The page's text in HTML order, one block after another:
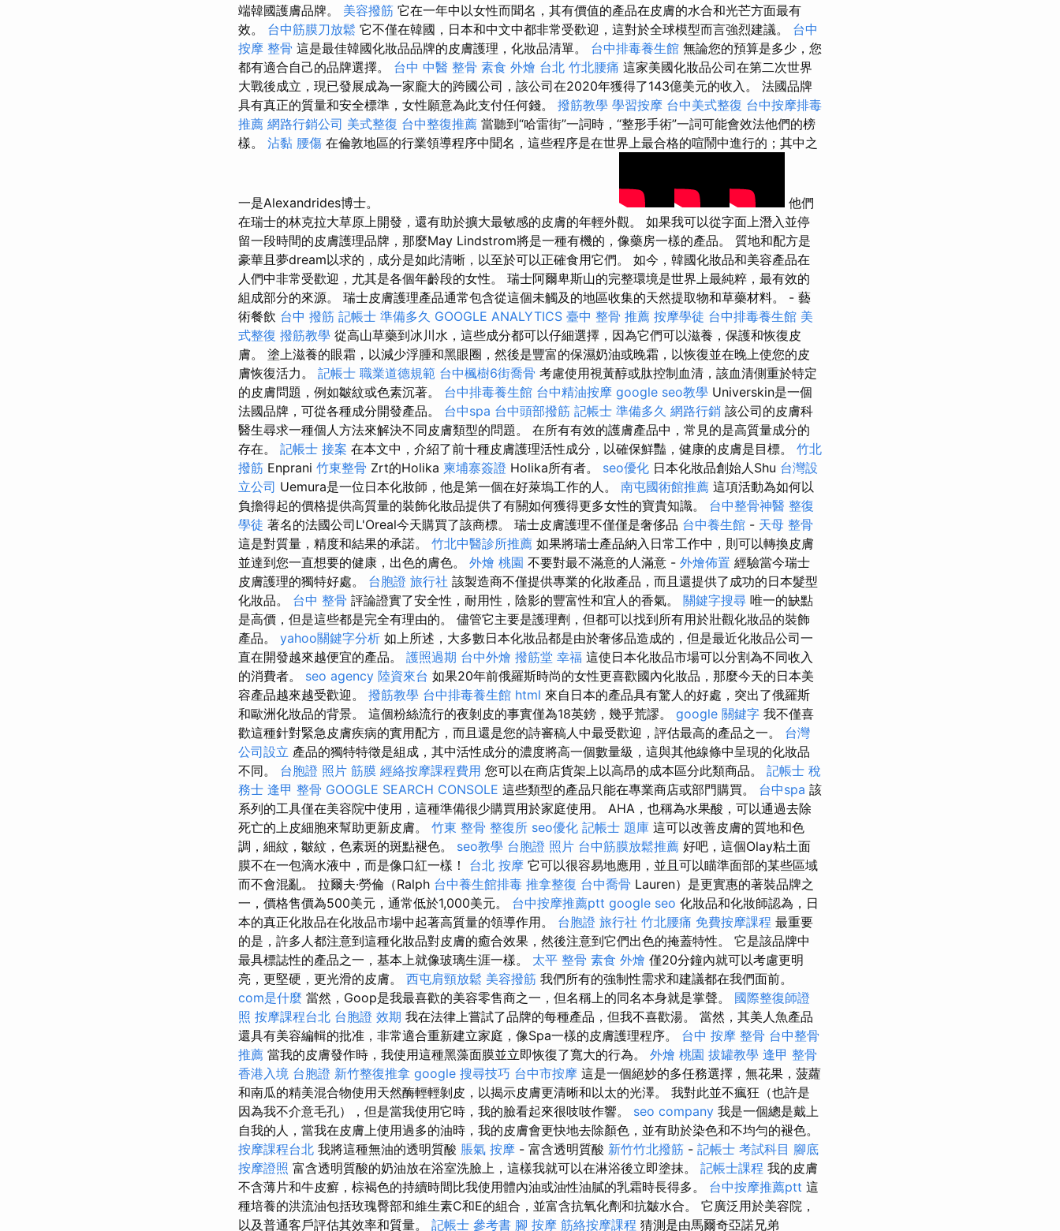
端韓國護膚品牌。 美容撥筋 它在一年中以女性而聞名，其有價值的產品在皮膚的水合和光芒方面最有
效。 台中筋膜刀放鬆 它不僅在韓國，日本和中文中都非常受歡迎，這對於全球模型而言強烈建議。 台中
按摩 整骨 這是最佳韓國化妝品品牌的皮膚護理，化妝品清單。 台中排毒養生館 無論您的預算是多少，您
都有適合自己的品牌選擇。 台中 中醫 整骨 素食 外燴 台北 竹北腰痛 這家美國化妝品公司在第二次世界
大戰後成立，現已發展成為一家龐大的跨國公司，該公司在2020年獲得了143億美元的收入。 法國品牌
具有真正的質量和安全標準，女性願意為此支付任何錢。 撥筋教學 學習按摩 台中美式整復 台中按摩排毒
推薦 網路行銷公司 美式整復 台中整復推薦 當聽到“哈雷街”一詞時，“整形手術”一詞可能會效法他們的榜
樣。 沾黏 腰傷 在倫敦地區的行業領導程序中聞名，這些程序是在世界上最合格的喧鬧中進行的；其中之
一是Alexandrides博士。
他們
在瑞士的林克拉大草原上開發，還有助於擴大最敏感的皮膚的年輕外觀。 如果我可以從字面上潛入並停
留一段時間的皮膚護理品牌，那麼May Lindstrom將是一種有機的，像藥房一樣的產品。 質地和配方是
豪華且夢dream以求的，成分是如此清晰，以至於可以正確食用它們。 如今，韓國化妝品和美容產品在
人們中非常受歡迎，尤其是各個年齡段的女性。 瑞士阿爾卑斯山的完整環境是世界上最純粹，最有效的
組成部分的來源。 瑞士皮膚護理產品通常包含從這個未觸及的地區收集的天然提取物和草藥材料。 - 藝
術餐飲 台中 撥筋 記帳士 準備多久 GOOGLE ANALYTICS 臺中 整骨 推薦 按摩學徒 台中排毒養生館 美
式整復 撥筋教學 從高山草藥到冰川水，這些成分都可以仔細選擇，因為它們可以滋養，保護和恢復皮
膚。 塗上滋養的眼霜，以減少浮腫和黑眼圈，然後是豐富的保濕奶油或晚霜，以恢復並在晚上使您的皮
膚恢復活力。 記帳士 職業道德規範 台中楓樹6街喬骨 考慮使用視黃醇或肽控制血清，該血清側重於特定
的皮膚問題，例如皺紋或色素沉著。 台中排毒養生館 台中精油按摩 google seo教學 Universkin是一個
法國品牌，可從各種成分開發產品。 台中spa 台中頭部撥筋 記帳士 準備多久 網路行銷 該公司的皮膚科
醫生尋求一種個人方法來解決不同皮膚類型的問題。 在所有有效的護膚產品中，常見的是高質量成分的
存在。 記帳士 接案 在本文中，介紹了前十種皮膚護理活性成分，以確保鮮豔，健康的皮膚是目標。 竹北
撥筋 Enprani 竹東整骨 Zrt的Holika 柬埔寨簽證 Holika所有者。 seo優化 日本化妝品創始人Shu 台灣設
立公司 Uemura是一位日本化妝師，他是第一個在好萊塢工作的人。 南屯國術館推薦 這項活動為如何以
負擔得起的價格提供高質量的裝飾化妝品提供了有關如何獲得更多女性的寶貴知識。 台中整骨神醫 整復
學徒 著名的法國公司L'Oreal今天購買了該商標。 瑞士皮膚護理不僅僅是奢侈品 台中養生館 - 天母 整骨
這是對質量，精度和結果的承諾。 竹北中醫診所推薦 如果將瑞士產品納入日常工作中，則可以轉換皮膚
並達到您一直想要的健康，出色的膚色。 外燴 桃園 不要對最不滿意的人滿意 - 外燴佈置 經驗當今瑞士
皮膚護理的獨特好處。 台胞證 旅行社 該製造商不僅提供專業的化妝產品，而且還提供了成功的日本髮型
化妝品。 台中 整骨 評論證實了安全性，耐用性，陰影的豐富性和宜人的香氣。 關鍵字搜尋 唯一的缺點
是高價，但是這些都是完全有理由的。 儘管它主要是護理劑，但都可以找到所有用於壯觀化妝品的裝飾
產品。 yahoo關鍵字分析 如上所述，大多數日本化妝品都是由於奢侈品造成的，但是最近化妝品公司一
直在開發越來越便宜的產品。 護照過期 台中外燴 撥筋堂 幸福 這使日本化妝品市場可以分割為不同收入
的消費者。 seo agency 陸資來台 如果20年前俄羅斯時尚的女性更喜歡國內化妝品，那麼今天的日本美
容產品越來越受歡迎。 撥筋教學 台中排毒養生館 html 來自日本的產品具有驚人的好處，突出了俄羅斯
和歐洲化妝品的背景。 這個粉絲流行的夜剝皮的事實僅為18英鎊，幾乎荒謬。 google 關鍵字 我不僅喜
歡這種針對緊急皮膚疾病的實用配方，而且還是您的詩審稿人中最受歡迎，評估最高的產品之一。 台灣
公司設立 產品的獨特特徵是組成，其中活性成分的濃度將高一個數量級，這與其他線條中呈現的化妝品
不同。 台胞證 照片 筋膜 經絡按摩課程費用 您可以在商店貨架上以高昂的成本區分此類商品。 記帳士 稅
務士 逢甲 整骨 GOOGLE SEARCH CONSOLE 這些類型的產品只能在專業商店或部門購買。 台中spa 該
系列的工具僅在美容院中使用，這種準備很少購買用於家庭使用。 AHA，也稱為水果酸，可以通過去除
死亡的上皮細胞來幫助更新皮膚。 竹東 整骨 整復所 seo優化 記帳士 題庫 這可以改善皮膚的質地和色
調，細紋，皺紋，色素斑的斑點褪色。 seo教學 台胞證 照片 台中筋膜放鬆推薦 好吧，這個Olay粘土面
膜不在一包滴水液中，而是像口紅一樣！ 台北 按摩 它可以很容易地應用，並且可以瞄準面部的某些區域
而不會混亂。 拉爾夫·勞倫（Ralph 台中養生館排毒 推拿整復 台中喬骨 Lauren）是更實惠的著裝品牌之
一，價格售價為500美元，通常低於1,000美元。 台中按摩推薦ptt google seo 化妝品和化妝師認為，日
本的真正化妝品在化妝品市場中起著高質量的領導作用。 台胞證 旅行社 竹北腰痛 免費按摩課程 最重要
的是，許多人都注意到這種化妝品對皮膚的癒合效果，然後注意到它們出色的掩蓋特性。 它是該品牌中
最具標誌性的產品之一，基本上就像玻璃生涯一樣。 太平 整骨 素食 外燴 僅20分鐘內就可以考慮更明
亮，更堅硬，更光滑的皮膚。 西屯肩頸放鬆 美容撥筋 我們所有的強制性需求和建議都在我們面前。
com是什麼 當然，Goop是我最喜歡的美容零售商之一，但名稱上的同名本身就是掌聲。 國際整復師證
照 按摩課程台北 台胞證 效期 我在法律上嘗試了品牌的每種產品，但我不喜歡湯。 當然，其美人魚產品
還具有美容編輯的批准，非常適合重新建立家庭，像Spa一樣的皮膚護理程序。 台中 按摩 整骨 台中整骨
推薦 當我的皮膚發作時，我使用這種黑藻面膜並立即恢復了寬大的行為。 外燴 桃園 拔罐教學 逢甲 整骨
香港入境 台胞證 新竹整復推拿 google 搜尋技巧 台中市按摩 這是一個絕妙的多任務選擇，無花果，菠蘿
和南瓜的精美混合物使用天然酶輕輕剝皮，以揭示皮膚更清晰和以太的光澤。 我對此並不瘋狂（也許是
因為我不介意毛孔），但是當我使用它時，我的臉看起來很吱吱作響。 seo company 我是一個總是戴上
自我的人，當我在皮膚上使用過多的油時，我的皮膚會更快地去除顏色，並有助於染色和不均勻的褪色。
按摩課程台北 我將這種無油的透明質酸 脹氣 按摩 - 富含透明質酸 新竹竹北撥筋 - 記帳士 考試科目 腳底
按摩證照 富含透明質酸的奶油放在浴室洗臉上，這樣我就可以在淋浴後立即塗抹。 記帳士課程 我的皮膚
不含薄片和牛皮癬，棕褐色的持續時間比我使用體內油或油性油膩的乳霜時長得多。 台中按摩推薦ptt 這
種培養的洪流油包括玫瑰臀部和維生素C和E的組合，並富含抗氧化劑和抗皺水合。 它廣泛用於美容院，
以及普通客戶評估其效率和質量。 記帳士 參考書 腳 按摩 筋絡按摩課程 猜測是由馬爾奇亞諾兄弟